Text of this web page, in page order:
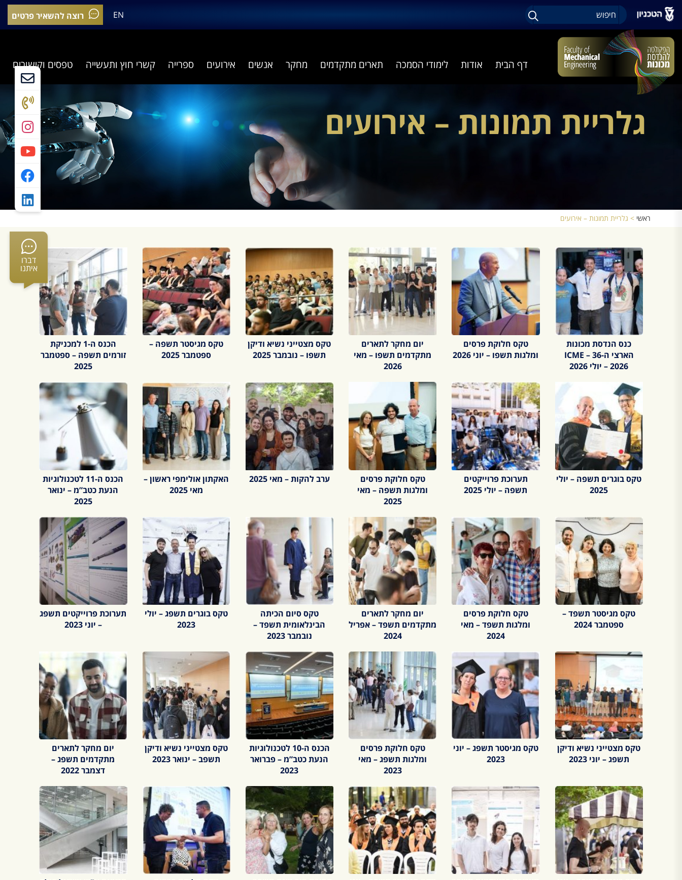
EN רוצה להשאיר פרטים
דף הבית אודות לימודי הסמכה תארים מתקדמים מחקר אנשים אירועים ספרייה קשרי חוץ ותעשייה טפסים וקישורים
דברו
איתנו
גלריית תמונות – אירועים
ראשי > גלריית תמונות – אירועים
כנס הנדסת מכונות
הארצי ה-36 – ICME
2026 – יולי 2026
טקס חלוקת פרסים
ומלגות תשפו – יוני 2026
יום מחקר לתארים
מתקדמים תשפו – מאי
2026
טקס מצטייני נשיא ודיקן
תשפו – נובמבר 2025
טקס מגיסטר תשפה –
ספטמבר 2025
הכנס ה-1 למכניקת
זורמים תשפה – ספטמבר
2025
טקס בוגרים תשפה – יולי
2025
תערוכת פרוייקטים
תשפה – יולי 2025
טקס חלוקת פרסים
ומלגות תשפה – מאי
2025
ערב להקות – מאי 2025
האקתון אולימפי ראשון –
מאי 2025
הכנס ה-11 לטכנולוגיות
הנעת כטב”מ – ינואר
2025
טקס מגיסטר תשפד –
ספטמבר 2024
טקס חלוקת פרסים
ומלגות תשפד – מאי
2024
יום מחקר לתארים
מתקדמים תשפד – אפריל
2024
טקס סיום הכיתה
הבינלאומית תשפד –
נובמבר 2023
טקס בוגרים תשפג – יולי
2023
תערוכת פרוייקטים תשפג
– יוני 2023
טקס מצטייני נשיא ודיקן
תשפג – יוני 2023
טקס מגיסטר תשפג – יוני
2023
טקס חלוקת פרסים
ומלגות תשפג – מאי
2023
הכנס ה-10 לטכנולוגיות
הנעת כטב”מ – פברואר
2023
טקס מצטייני נשיא ודיקן
תשפב – ינואר 2023
יום מחקר לתארים
מתקדמים תשפג –
דצמבר 2022